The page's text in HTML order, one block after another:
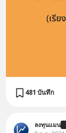
481 บันทึก
ลงทุนแมน